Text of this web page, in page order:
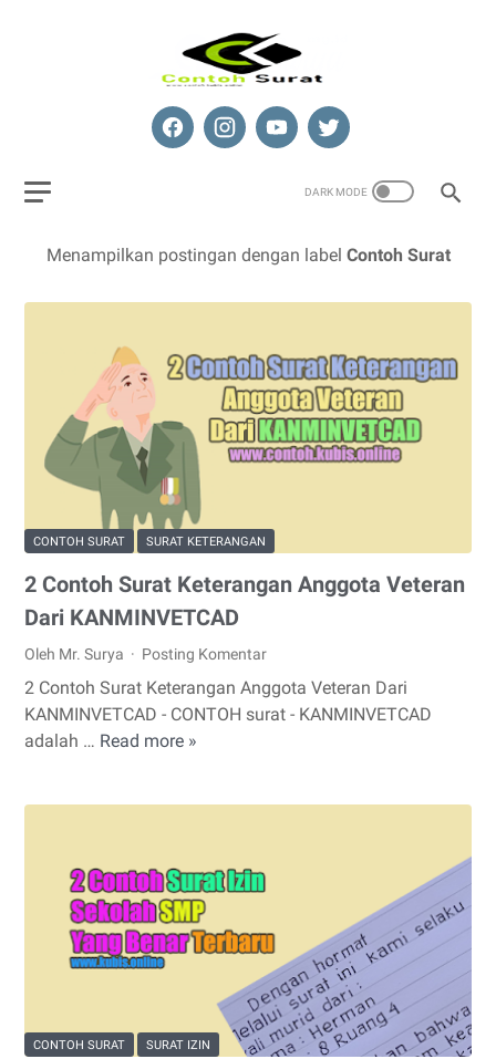
Menampilkan postingan dengan label Contoh Surat
CONTOH SURAT SURAT KETERANGAN
2 Contoh Surat Keterangan Anggota Veteran
Dari KANMINVETCAD
Oleh Mr. Surya Posting Komentar
2 Contoh Surat Keterangan Anggota Veteran Dari
KANMINVETCAD - CONTOH surat - KANMINVETCAD
adalah … Read more »
Veteran
Dari
KANMINVETCAD
CONTOH SURAT SURAT IZIN